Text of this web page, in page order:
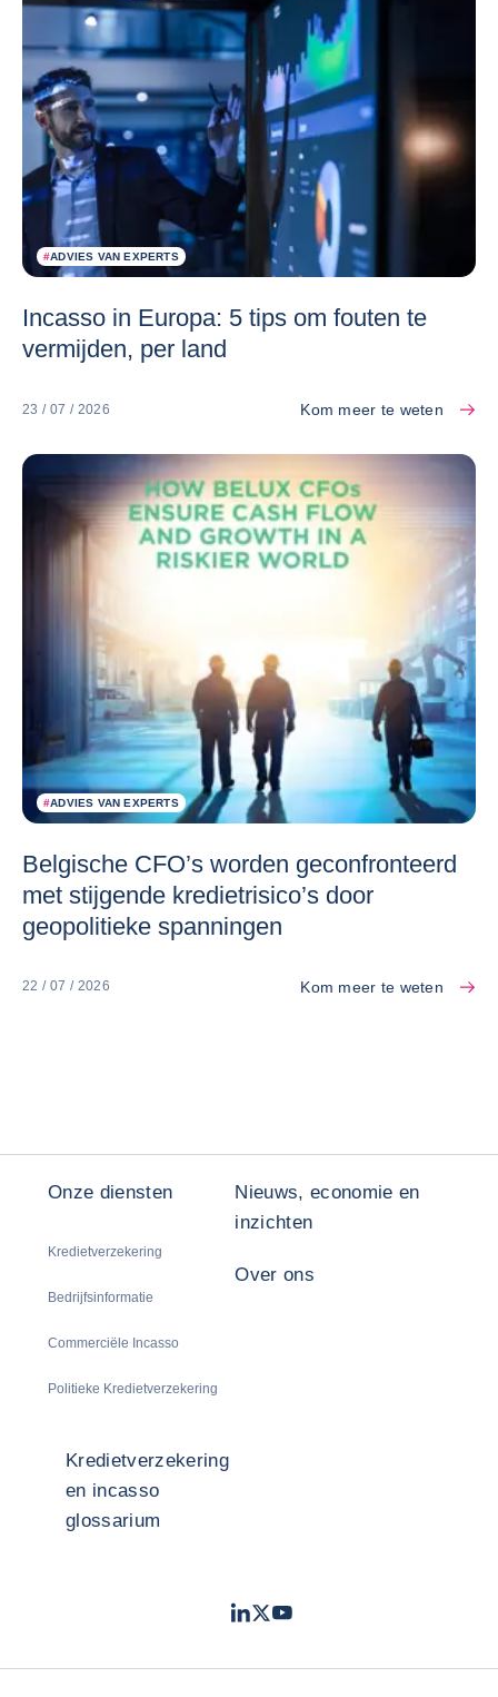
#ADVIES VAN EXPERTS
Incasso in Europa: 5 tips om fouten te
vermijden, per land
23 / 07 / 2026 Kom meer te weten
#ADVIES VAN EXPERTS
Belgische CFO’s worden geconfronteerd
met stijgende kredietrisico’s door
geopolitieke spanningen
22 / 07 / 2026 Kom meer te weten
Onze diensten
Kredietverzekering
Bedrijfsinformatie
Commerciële Incasso
Politieke Kredietverzekering
Nieuws, economie en
inzichten
Over ons
Kredietverzekering
en incasso
glossarium
LinkedIn
TwitterYoutube